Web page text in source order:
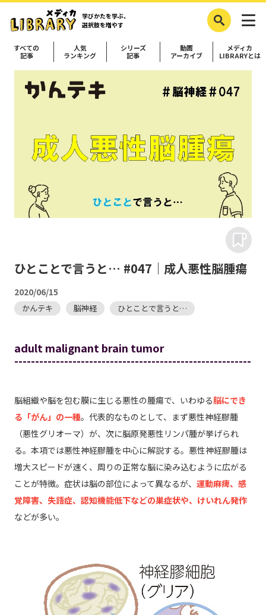
学びかたを学ぶ、
選択肢を増やす
すべての
記事
人気
ランキング
シリーズ
記事
動画
アーカイブ
メディカ
LIBRARYとは
ひとことで言うと… #047｜成人悪性脳腫瘍
2020/06/15
かんテキ 脳神経 ひとことで言うと…
adult malignant brain tumor
---------------------------------------------------------
脳組織や脳を包む膜に生じる悪性の腫瘍で、いわゆる脳にでき
る「がん」の一種。代表的なものとして、まず悪性神経膠腫
（悪性グリオーマ）が、次に脳原発悪性リンパ腫が挙げられ
る。本項では悪性神経膠腫を中心に解説する。悪性神経膠腫は
増大スピードが速く、周りの正常な脳に染み込むように広がる
ことが特徴。症状は脳の部位によって異なるが、 運動麻痺、感
覚障害、失語症、認知機能低下などの巣症状や、けいれん発作
などが多い。